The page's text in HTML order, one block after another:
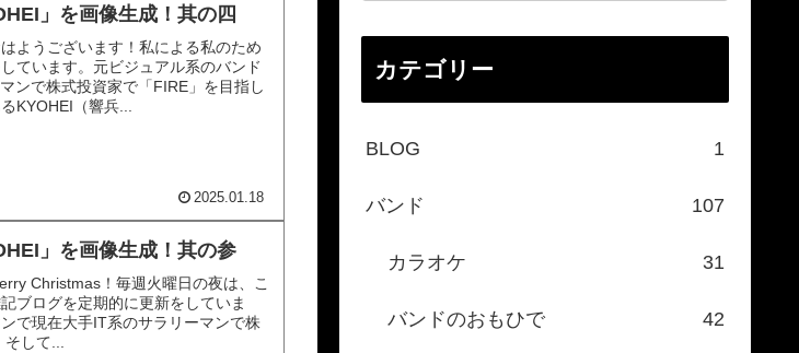
」を画像生成！其の四
ようございます！私による私のため
ています。元ビジュアル系のバンド
ンで株式投資家で「FIRE」を目指し
KYOHEI（響兵...
2025.01.18
」を画像生成！其の参
Christmas！毎週火曜日の夜は、こ
ブログを定期的に更新をしていま
で現在大手IT系のサラリーマンで株
そして...
カテゴリー
BLOG 1
バンド 107
カラオケ 31
バンドのおもひで 42